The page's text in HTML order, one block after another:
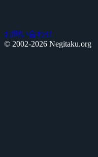
お問い合わせ
© 2002-2026 Negitaku.org